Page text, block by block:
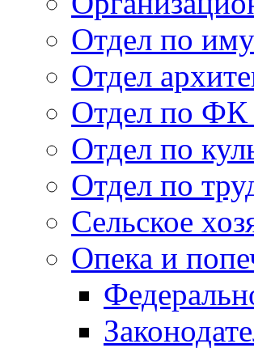
Отдел по
Отдел
Отдел по ФК
Отдел по
Отдел по
Сельское
Опека и